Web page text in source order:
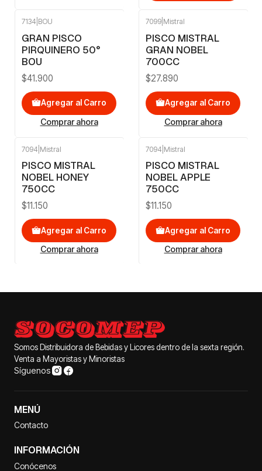
7134 BOU
GRAN PISCO
PIRQUINERO 50°
BOU
$41.900
Agregar al Carro
Comprar ahora
7099 Mistral
PISCO MISTRAL
GRAN NOBEL
700CC
$27.890
Agregar al Carro
Comprar ahora
7094 Mistral
PISCO MISTRAL
NOBEL HONEY
750CC
$11.150
Agregar al Carro
Comprar ahora
7094 Mistral
PISCO MISTRAL
NOBEL APPLE
750CC
$11.150
Agregar al Carro
Comprar ahora
Somos Distribuidora de Bebidas y Licores dentro de la sexta región.
Venta a Mayoristas y Minoristas
Síguenos
MENÚ
Contacto
INFORMACIÓN
Conócenos